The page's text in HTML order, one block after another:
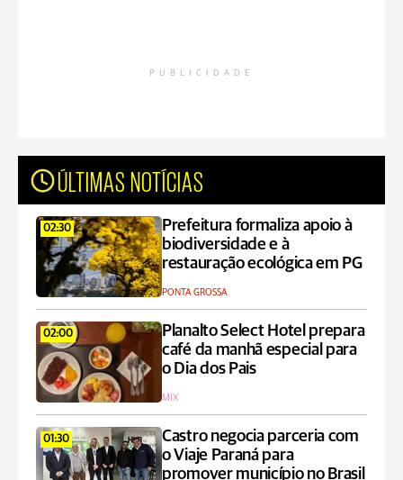
PUBLICIDADE
ÚLTIMAS NOTÍCIAS
02:30
Prefeitura formaliza apoio à
biodiversidade e à
restauração ecológica em PG
PONTA GROSSA
02:00
Planalto Select Hotel prepara
café da manhã especial para
o Dia dos Pais
MIX
01:30
Castro negocia parceria com
o Viaje Paraná para
promover município no Brasil